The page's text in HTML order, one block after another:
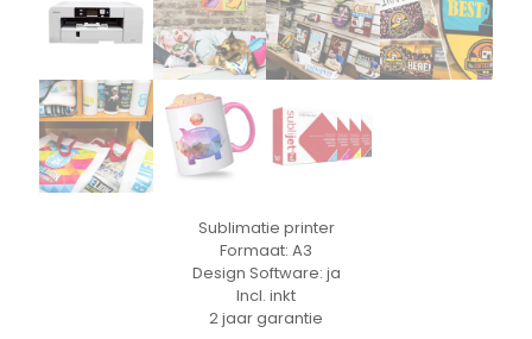
Sublimatie printer
Formaat: A3
Design Software: ja
Incl. inkt
2 jaar garantie